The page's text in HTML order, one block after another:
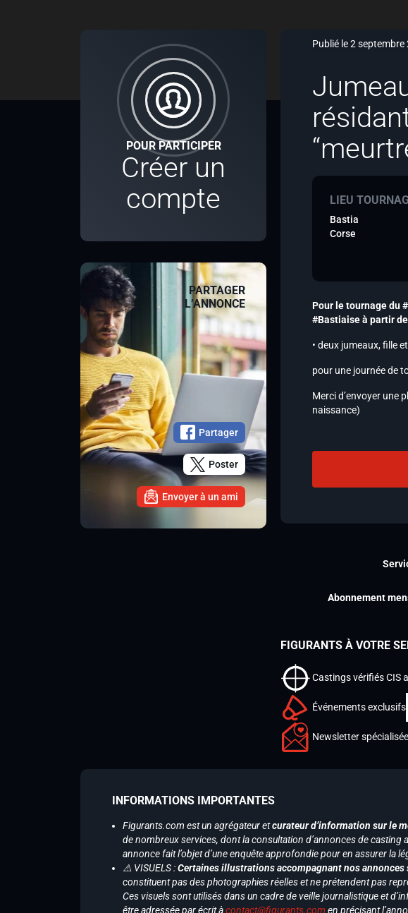
POUR PARTICIPER
Créer un
compte
PARTAGER
L’ANNONCE
Partager
Poster
Envoyer à un ami
Publié le 2 septembre
LIEU
Bastia
Corse
Pour le tournage du
#Bastiaise à partir
• deux jumeaux, fille
pour une journée de
Merci d’envoyer une
naissance)
Abonnement
FIGURANTS À VOTRE
Castings vérifiés CIS
Événements exclusifs
Newsletter spécialisée
INFORMATIONS IMPORTANTES
Figurants.com est un agrégateur etcurateur d’information sur le
de nombreux services, dont la consultation d’annonces de casting
annonce fait l’objet d’une enquête approfondie pour en assurer
⚠️ VISUELS :Certaines illustrations accompagnant nos
constituent pas des photographies réelles et ne prétendent pas
Ces visuels sont utilisés dans un cadre de veille journalistique et
être adressée par écrit àcontact@figurants.com en précisant